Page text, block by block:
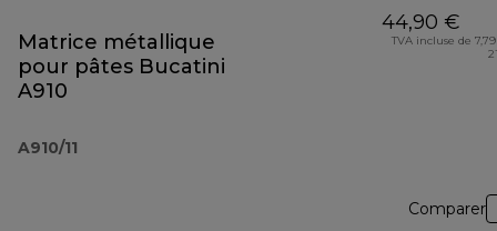
Matrice métallique
pour pâtes Bucatini
A910
A910/11
44,90 €
TVA incluse de
Comparer